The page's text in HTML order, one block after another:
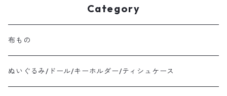
Category
布もの
ぬいぐるみ/ドール/キーホルダー/ティシュケース